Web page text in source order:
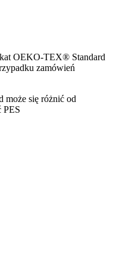
OEKO-TEX® Standard
zamówień
może się różnić od
PES